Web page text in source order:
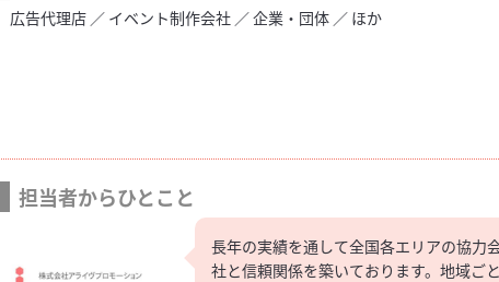
広告代理店 ／ イベント制作会社 ／ 企業・団体 ／ ほか
担当者からひとこと
長年の実績を通して全国各エリアの協力
社と信頼関係を築いております。地域ごと